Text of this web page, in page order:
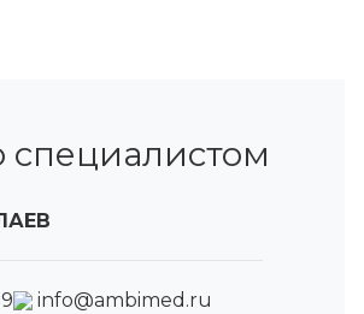
специалистом
info@ambimed.ru